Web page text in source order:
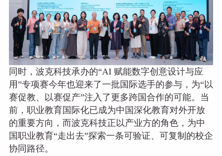
同时，波克科技承办的“AI 赋能数字创意设计与应
用”专项赛今年也迎来了一批国际选手的参与，为“以
赛促教、以赛促产”注入了更多跨国合作的可能。当
前，职业教育国际化已成为中国深化教育对外开放
的重要方向，而波克科技正以产业方的角色，为中
国职业教育“走出去”探索一条可验证、可复制的校企
协同路径。